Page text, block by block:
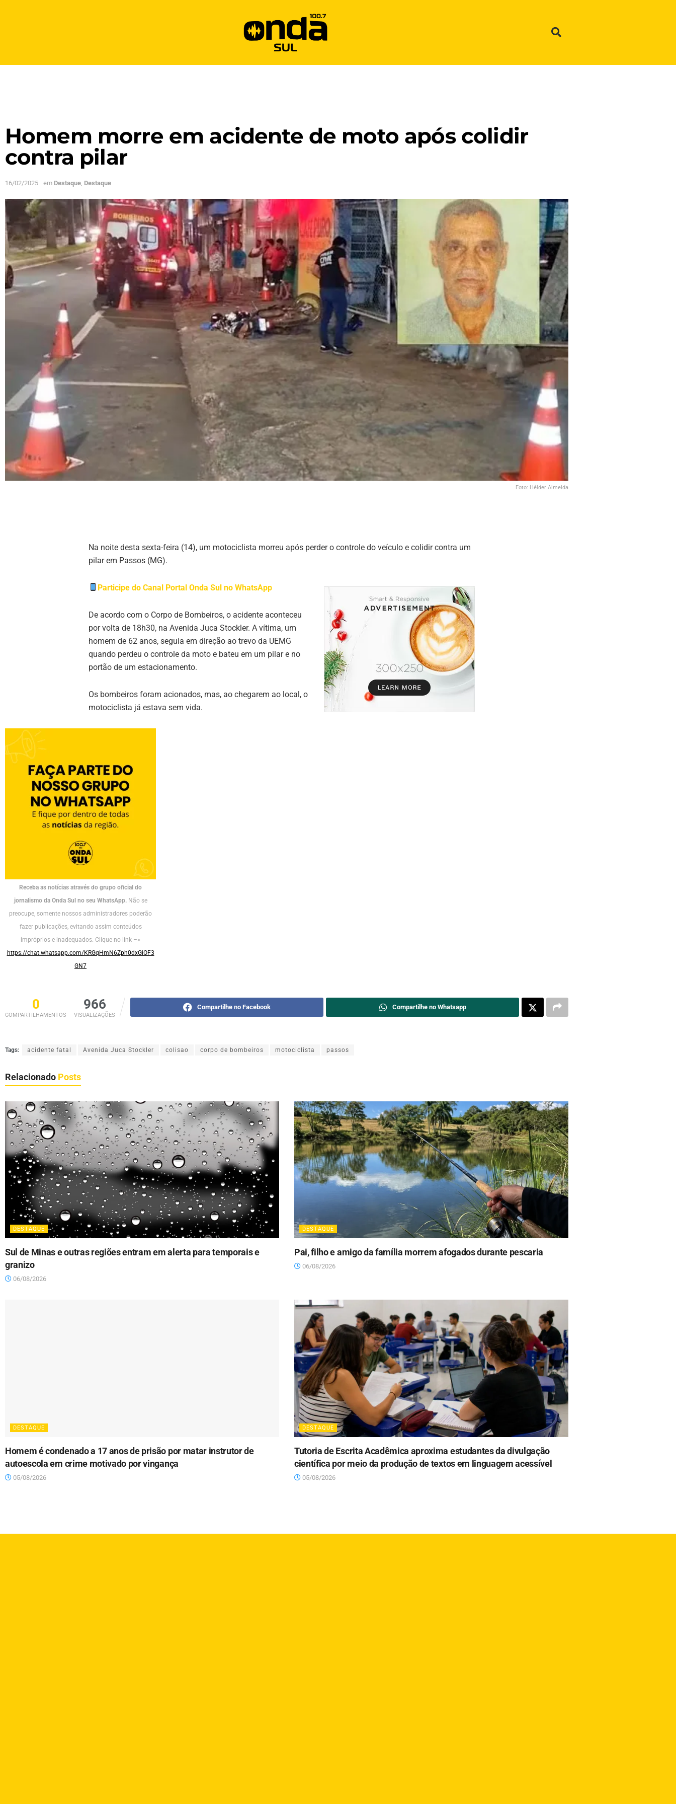
Homem morre em acidente de moto após colidir
contra pilar
16/02/2025 em Destaque Destaque
Foto: Hélder Almeida
Na noite desta sexta-feira (14), um motociclista morreu após perder o controle do veículo e colidir contra um
pilar em Passos (MG).
Participe do Canal Portal Onda Sul no WhatsApp
De acordo com o Corpo de Bombeiros, o acidente aconteceu
por volta de 18h30, na Avenida Juca Stockler. A vítima, um
homem de 62 anos, seguia em direção ao trevo da UEMG
quando perdeu o controle da moto e bateu em um pilar e no
portão de um estacionamento.
Os bombeiros foram acionados, mas, ao chegarem ao local, o
motociclista já estava sem vida.
Receba as notícias através do grupo oficial do
jornalismo da Onda Sul no seu WhatsApp.Não se
preocupe, somente nossos administradores poderão
fazer publicações, evitando assim conteúdos
impróprios e inadequados. Clique no link –>
https://chat.whatsapp.com/KRGqHmN6Zph0dxGiOF3
GN7
0
COMPARTILHAMENTOS
966
VISUALIZAÇÕES
Compartilhe no Facebook Compartilhe no Whatsapp
Tags: acidente fatal Avenida Juca Stockler colisao corpo de bombeiros motociclista passos
Relacionado Posts
DESTAQUE
Sul de Minas e outras regiões entram em alerta para temporais e
granizo
06/08/2026
DESTAQUE
Pai, filho e amigo da família morrem afogados durante pescaria
06/08/2026
DESTAQUE
Homem é condenado a 17 anos de prisão por matar instrutor de
autoescola em crime motivado por vingança
05/08/2026
DESTAQUE
Tutoria de Escrita Acadêmica aproxima estudantes da divulgação
científica por meio da produção de textos em linguagem acessível
05/08/2026